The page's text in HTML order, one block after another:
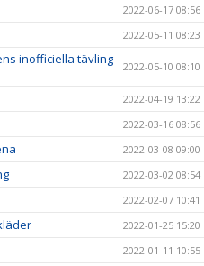
2022-06-17 08:56
2022-05-11 08:23
inofficiella tävling
2022-05-10 08:10
2022-04-19 13:22
2022-03-16 08:56
2022-03-08 09:00
2022-03-02 08:54
2022-02-07 10:41
2022-01-25 15:20
2022-01-11 10:55